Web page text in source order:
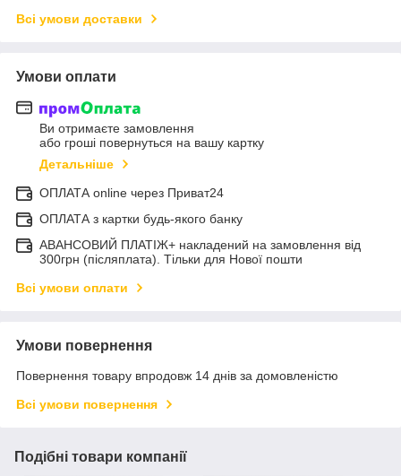
Всі умови доставки
Умови оплати
Ви отримаєте замовлення
або гроші повернуться на вашу картку
Детальніше
ОПЛАТА online через Приват24
ОПЛАТА з картки будь-якого банку
АВАНСОВИЙ ПЛАТІЖ+ накладений на замовлення від
300грн (післяплата). Тільки для Нової пошти
Всі умови оплати
Умови повернення
Повернення товару впродовж 14 днів за домовленістю
Всі умови повернення
Подібні товари компанії